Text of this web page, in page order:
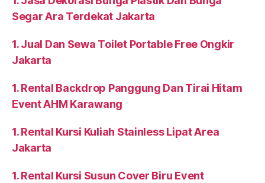
Segar Ara Terdekat Jakarta
1. Jual Dan Sewa Toilet Portable Free Ongkir
Jakarta
1. Rental Backdrop Panggung Dan Tirai Hitam
Event AHM Karawang
1. Rental Kursi Kuliah Stainless Lipat Area
Jakarta
1. Rental Kursi Susun Cover Biru Event